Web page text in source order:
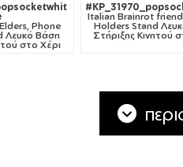
Phone
Λευκό Βάση
στο Χέρι
Italian Brainrot
Holders Stand
Στήριξης Κινητού